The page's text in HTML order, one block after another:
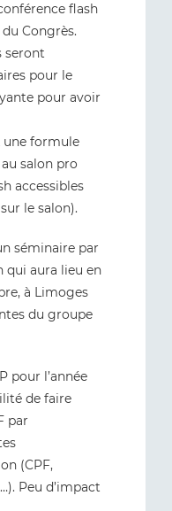
flash
Congrès.
seront
pour le
pour avoir
une formule
salon pro
accessibles
le salon).
séminaire par
qui aura lieu en
à Limoges
du groupe
pour l’année
de faire
par
(CPF,
Peu d’impact